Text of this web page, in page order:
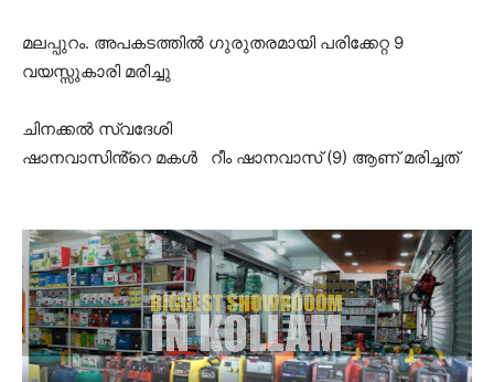
മലപ്പുറം. അപകടത്തിൽ ഗുരുതരമായി പരിക്കേറ്റ 9
വയസ്സുകാരി മരിച്ചു
ചിനക്കൽ സ്വദേശി
ഷാനവാസിൻ്റെ മകൾ റീം ഷാനവാസ് (9) ആണ് മരിച്ചത്